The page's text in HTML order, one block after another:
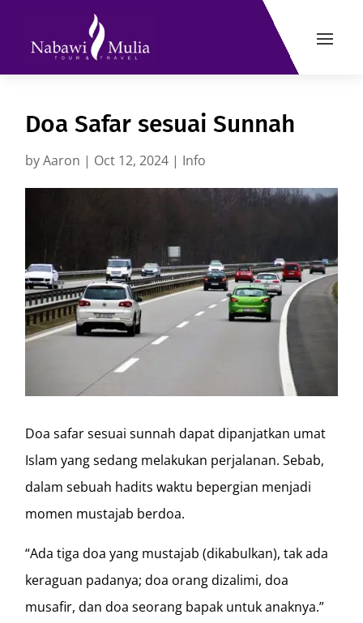
Doa Safar sesuai Sunnah
byAaron | Oct 12, 2024 | Info
Doa safar sesuai sunnah dapat dipanjatkan umat
Islam yang sedang melakukan perjalanan. Sebab,
dalam sebuah hadits waktu bepergian menjadi
momen mustajab berdoa.
“Ada tiga doa yang mustajab (dikabulkan), tak ada
keraguan padanya; doa orang dizalimi, doa
musafir, dan doa seorang bapak untuk anaknya.”